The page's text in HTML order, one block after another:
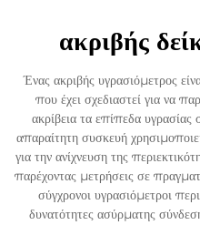
ακριβής
Ένας ακριβής υγρασιόμετρος
που έχει σχεδιαστεί για να
ακρίβεια τα επίπεδα
απαραίτητη συσκευή
για την ανίχνευση της
παρέχοντας μετρήσεις σε
σύγχρονοι υγρασιόμετροι
δυνατότητες ασύρματης